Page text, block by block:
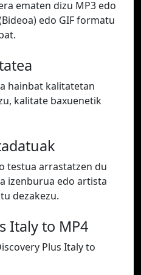
ematen dizu MP3 edo
edo GIF formatu
hainbat kalitatetan
kalitate baxuenetik
testua arrastatzen du
izenburua edo artista
dezakezu.
Italy to MP4
Plus Italy to